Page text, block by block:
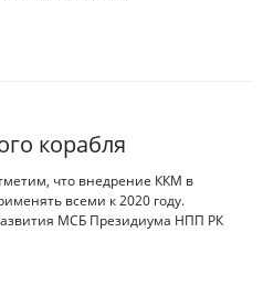
корабля
что внедрение ККМ в
всеми к 2020 году.
МСБ Президиума НПП РК